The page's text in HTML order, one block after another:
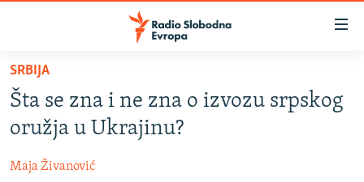
Pređite
na
glavni
sadržaj
na
VIJESTI
BOSNA I HERCEGOVINA
SRBIJA
KOSOVO
SRBIJA
Šta se zna i ne zna o izvozu srpskog
oružja u Ukrajinu?
Maja Živanović